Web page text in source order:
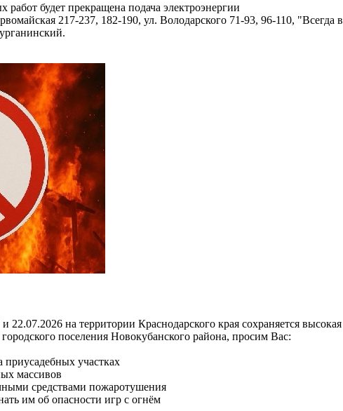
будет прекращена подача электроэнергии
217-237, 182-190, ул. Володарского 71-93, 96-110,
на территории Краснодарского края сохраняется
поселения Новокубанского района, просим Вас:
приусадебных участках
массивов
средствами пожаротушения
им об опасности игр с огнём